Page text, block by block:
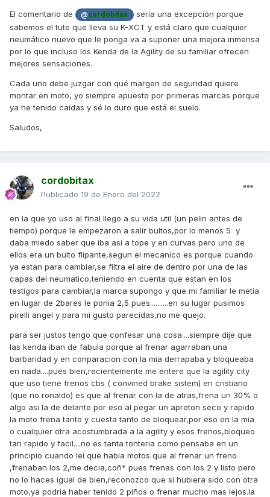
El comentario de @cordobitax
sería una excepción porque
sabemos el tute que lleva su K-XCT y está claro que cualquier
neumático nuevo que le ponga va a suponer una mejora inmensa
por lo que incluso los Kenda de la Agility de su familiar ofrecen
mejores sensaciones.
Cada uno debe juzgar con qué margen de seguridad quiere
montar en moto, yo siempre apuesto por primeras marcas porque
ya he tenido caídas y sé lo duro que está el suelo.
Saludos,
cordobitax
Publicado 19 de Enero del 2022
en la que yo uso al final llego a su vida util (un pelin antes de
tiempo) porque le empezaron a salir bultos,por lo menos 5 y
daba miedo saber que iba asi a tope y en curvas pero uno de
ellos era un bulto flipante,segun el mecanico es porque cuando
ya estan para cambiar,se filtra el aire de dentro por una de las
capas del neumatico,teniendo en cuenta que estan en los
testigos para cambiar,la marca supongo y que mi familiar le metia
en lugar de 2bares le ponia 2,5 pues..........en su lugar pusimos
pirelli angel y para mi gusto parecidas,no me quejo.
para ser justos tengo que confesar una cosa....siempre dije que
las kenda iban de fabula porque al frenar agarraban una
barbaridad y en conparacion con la mia derrapaba y bloqueaba
en nada....pues bien,recientemente me entere que la agility city
que uso tiene frenos cbs ( convined brake sistem) en cristiano
(que no ronaldo) es que al frenar con la de atras,frena un 30% o
algo asi la de delante por eso al pegar un apreton seco y rapido
la moto frena tanto y cuesta tanto de bloquear,por eso en la mia
o cualquier otra acostumbrada a la agility y esos frenos,bloqueo
tan rapido y facil....no es tanta tonteria como pensaba en un
principio cuando leí que habia motos que al frenar un freno
,frenaban los 2,me decia,coñ* pues frenas con los 2 y listo pero
no lo haces igual de bien,reconozco que si hubiera sido con otra
moto,ya podria haber tenido 2 piños o frenar mucho mas lejos.la